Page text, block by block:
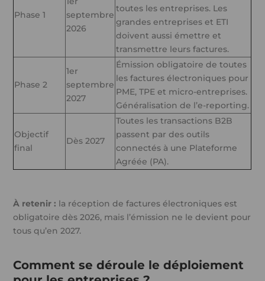
Phase 1
septembre
2026
toutes les entreprises. Les
grandes entreprises et ETI
doivent aussi émettre et
transmettre leurs factures.
Phase 2
1er
septembre
2027
Émission obligatoire de toutes
les factures électroniques pour
PME, TPE et micro-entreprises.
Généralisation de l’e-reporting.
Objectif
final
Dès 2027
Toutes les transactions B2B
passent par des outils
connectés à une Plateforme
Agréée (PA).
À retenir : la réception de factures électroniques est
obligatoire dès 2026, mais l’émission ne le devient pour
tous qu’en 2027.
Comment se déroule le déploiement